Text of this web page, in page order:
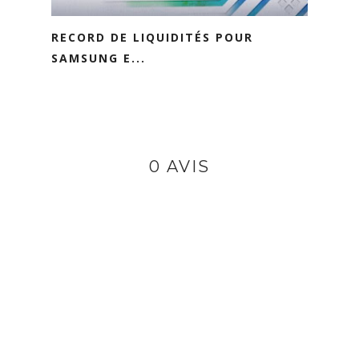
RECORD DE LIQUIDITÉS POUR
SAMSUNG E...
0 AVIS